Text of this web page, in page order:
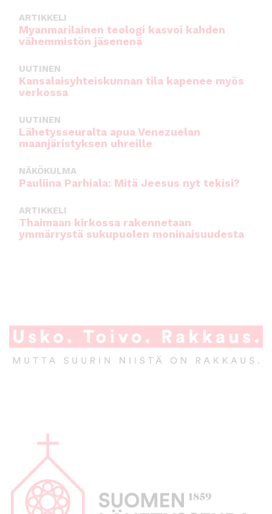
ARTIKKELI
Myanmarilainen teologi kasvoi kahden
vähemmistön jäsenenä
UUTINEN
Kansalaisyhteiskunnan tila kapenee myös
verkossa
UUTINEN
Lähetysseuralta apua Venezuelan
maanjäristyksen uhreille
NÄKÖKULMA
Pauliina Parhiala: Mitä Jeesus nyt tekisi?
ARTIKKELI
Thaimaan kirkossa rakennetaan
ymmärrystä sukupuolen moninaisuudesta
p